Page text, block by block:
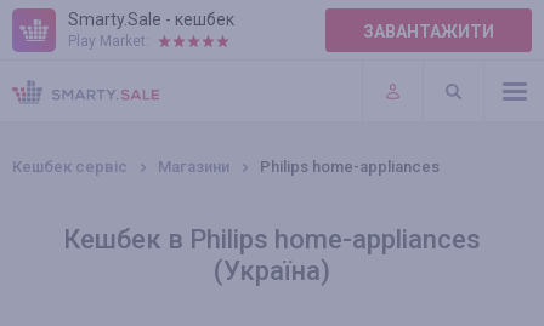
Smarty.Sale - кешбек
Play Market: ЗАВАНТАЖИТИ
ПРАВИЛА
ПЛАГІНИ
Кешбек сервіс Магазини Philips home-appliances
Кешбек в Philips home-appliances
(Україна)